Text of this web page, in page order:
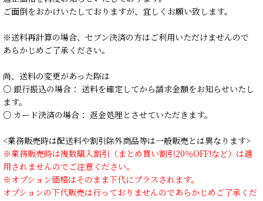
ご面倒をおかけいたしておりますが、宜しくお願い致します。
※送料再計算の場合、セブン決済の方はご利用いただけませんので
あらかじめご了承ください。
尚、送料の変更があった際は
○ 銀行振込の場合： 送料を確定してから請求金額をお知らせいたし
ます。
○ カード決済の場合： 返金処理とさせていただきます。
<業務販売時は配送料や割引除外商品等は一般販売とは異なります>
※業務販売時は複数購入割引（まとめ買い割引20％OFF!など）は適
用されませんのでご注意ください。
※オプション価格はそのまま下代にプラスされます。
オプションの下代販売は行っておりませんのであらかじめご了承くだ